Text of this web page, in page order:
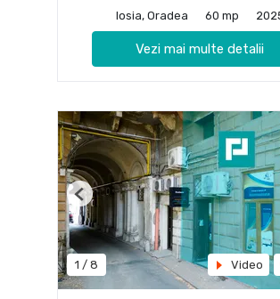
Iosia, Oradea
60 mp
Vezi mai multe detalii
1 / 8 Video
Previous